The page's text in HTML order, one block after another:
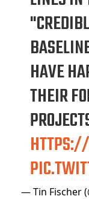
HAVE
THEIR
— Tin Fischer